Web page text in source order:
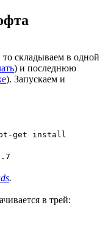
складываем в одной
) и последнюю
). Запускаем и
get install
.
в трей: